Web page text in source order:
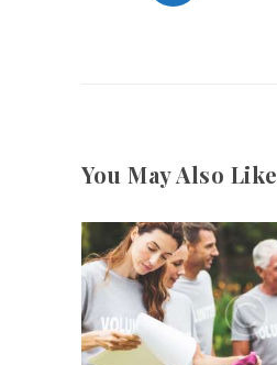
You May Also Like